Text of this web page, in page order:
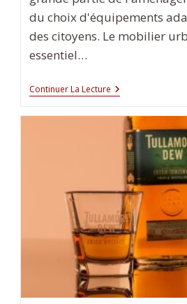
du choix d'équipements
des citoyens. Le mobilier
essentiel…
Continuer La Lecture Le
Mobilier
Service
Des
Citoyens
Des
Exemples
Inspirants